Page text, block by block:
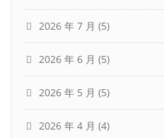
2026 年 7 月 (5)
2026 年 6 月 (5)
2026 年 5 月 (5)
2026 年 4 月 (4)